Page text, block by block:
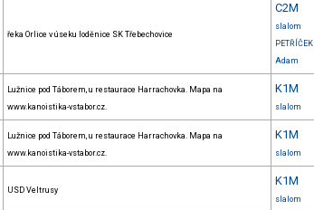
řeka Orlice v úseku loděnice SK Třebechovice
C2M
slalom
PETŘÍČEK
Adam
Lužnice pod Táborem, u restaurace Harrachovka. Mapa na
www.kanoistika-vstabor.cz.
K1M
slalom
Lužnice pod Táborem, u restaurace Harrachovka. Mapa na
www.kanoistika-vstabor.cz.
K1M
slalom
USD Veltrusy
K1M
slalom